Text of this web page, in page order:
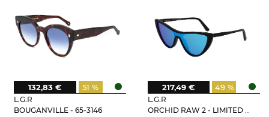
L.G.R
BOUGANVILLE - 65-3146
51 %
132,83 €
L.G.R
ORCHID RAW 2 - LIMITED EDITION
49 %
217,49 €